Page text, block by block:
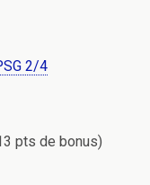
2/4
pts de bonus)